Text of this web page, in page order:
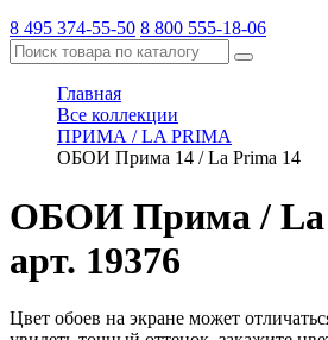
8 495 374-55-50 8 800 555-18-06
Главная
Все коллекции
ПРИМА / LA PRIMA
ОБОИ Прима 14 / La Prima 14
ОБОИ Прима / La
арт. 19376
Цвет обоев на экране может